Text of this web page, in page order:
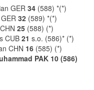
GER 34 (588) *(*)
32 (589) *(*)
25 (588) (*)
CUB 21 s.o. (586)* (*)
CHN 16 (585) (*)
PAK 10 (586)